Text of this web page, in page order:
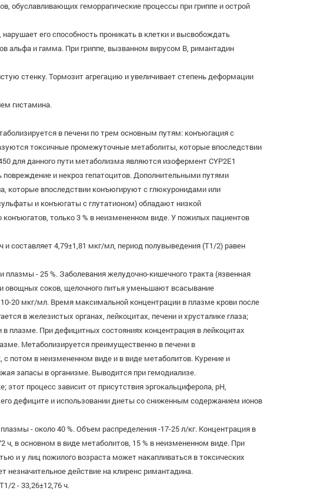
обуславливающих геморрагические процессы при гриппе и острой
его способность проникать в клетки и высвобождать
альфа и гамма. При гриппе, вызванном вирусом В, римантадин
стенку. Тормозит агрегацию и увеличивает степень деформации
гистамина.
в печени по трем основным путям: конъюгация с
токсичные промежуточные метаболиты, которые впоследствии
для данного пути метаболизма являются изофермент CYP2E1
и некроз гепатоцитов. Дополнительными путями
которые впоследствии конъюгируют с глюкуронидами или
и конъюгаты с глутатионом) обладают низкой
только 3 % в неизмененном виде. У пожилых пациентов
составляет 4,79±1,81 мкг/мл, период полувыведения (T1/2) равен
- 25 %. Заболевания желудочно-кишечного тракта (язвенная
овощных соков, щелочного питья уменьшают всасывание
20 мкг/мл. Время максимальной концентрации в плазме крови после
в железистых органах, лейкоцитах, печени и хрусталике глаза;
плазме. При дефицитных состояниях концентрация в лейкоцитах
Метаболизируется преимущественно в печени в
потом в неизмененном виде и в виде метаболитов. Курение и
запасы в организме. Выводится при гемодиализе.
процесс зависит от присутствия эргокальциферола, pH,
дефиците и использовании диеты со сниженным содержанием ионов
- около 40 %. Объем распределения -17-25 л/кг. Концентрация в
в основном в виде метаболитов, 15 % в неизмененном виде. При
и у лиц пожилого возраста может накапливаться в токсических
незначительное действие на клиренс римантадина.
2 - 33,26±12,76 ч.